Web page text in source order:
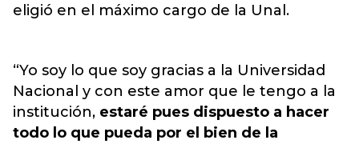
eligió en el máximo cargo de la Unal.
“Yo soy lo que soy gracias a la Universidad
Nacional y con este amor que le tengo a la
institución, estaré pues dispuesto a hacer
todo lo que pueda por el bien de la